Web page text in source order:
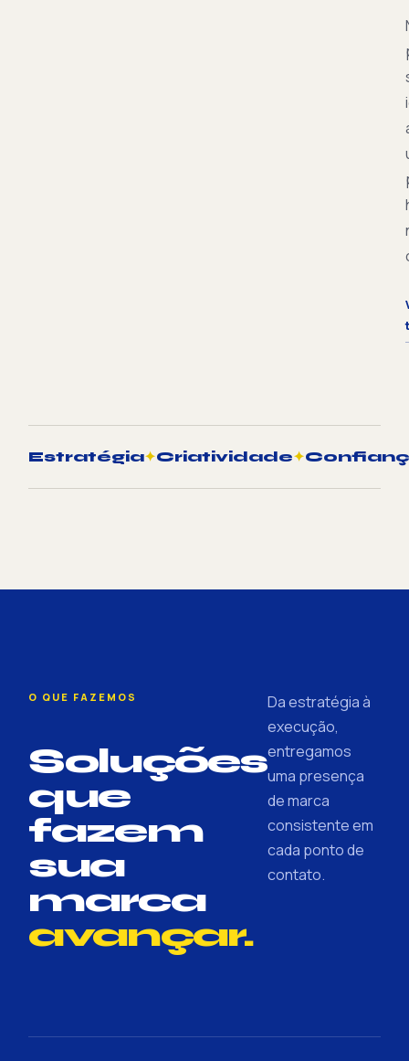
Estratégia✦Criatividade✦
O QUE FAZEMOS
Soluções
que
fazem
sua
marca
avançar.
Da estratégia à
execução,
entregamos
uma presença
de marca
consistente em
cada ponto de
contato.